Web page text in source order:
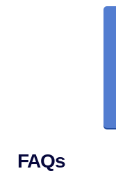
FAQs